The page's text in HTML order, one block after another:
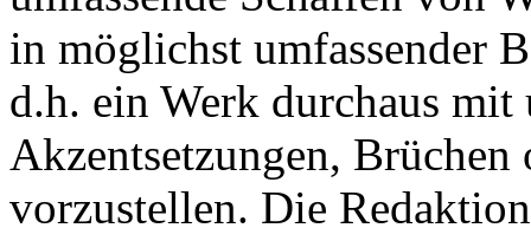
in möglichst umfassender
d.h. ein Werk durchaus mit
Akzentsetzungen, Brüchen
vorzustellen. Die